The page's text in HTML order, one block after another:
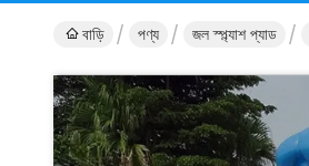
বাড়ি পণ্য জল স্প্ল্যাশ প্যাড